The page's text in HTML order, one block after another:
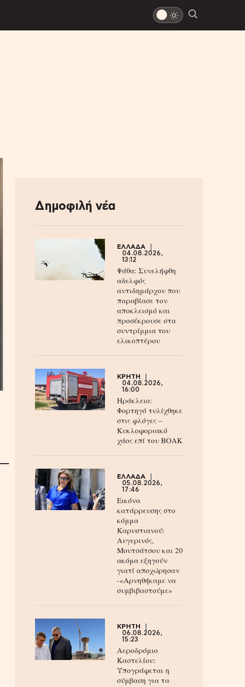
Δημοφιλή νέα
ΕΛΛΑΔΑ
04.08.2026,
13:12
Ψάθα: Συνελήφθη
αδελφός
αντιδημάρχου που
παραβίασε τον
αποκλεισμό και
προσέκρουσε στα
συντρίμμια του
ελικοπτέρου
ΚΡΗΤΗ
04.08.2026,
16:00
Ηράκλειο:
Φορτηγό τυλίχθηκε
στις φλόγες –
Κυκλοφοριακό
χάος επί του ΒΟΑΚ
ΕΛΛΑΔΑ
05.08.2026,
17:46
Εικόνα
κατάρρευσης στο
κόμμα
Καρυστιανού:
Αυγερινός,
Μουτσάτσου και 20
ακόμα εξηγούν
γιατί αποχώρησαν
-«Αρνηθήκαμε να
συμβιβαστούμε»
ΚΡΗΤΗ
06.08.2026,
15:23
Αεροδρόμιο
Καστελίου:
Υπογράφεται η
σύμβαση για τα